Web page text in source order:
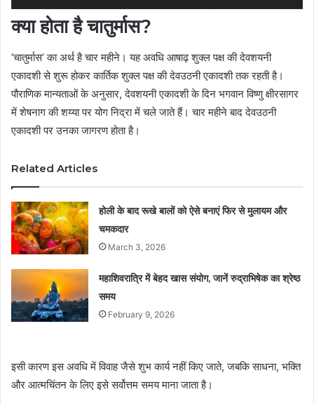
क्या होता है चातुर्मास?
‘चातुर्मास’ का अर्थ है चार महीने। यह अवधि आषाढ़ शुक्ल पक्ष की देवशयनी
एकादशी से शुरू होकर कार्तिक शुक्ल पक्ष की देवउठनी एकादशी तक रहती है।
पौराणिक मान्यताओं के अनुसार, देवशयनी एकादशी के दिन भगवान विष्णु क्षीरसागर
में शेषनाग की शय्या पर योग निद्रा में चले जाते हैं। चार महीने बाद देवउठनी
एकादशी पर उनका जागरण होता है।
Related Articles
होली के बाद रूखे बालों को ऐसे बनाएं फिर से मुलायम और
चमकदार
March 3, 2026
महाशिवरात्रि में बेहद खास संयोग, जानें रुद्राभिषेक का श्रेष्ठ
समय
February 9, 2026
इसी कारण इस अवधि में विवाह जैसे शुभ कार्य नहीं किए जाते, जबकि साधना, भक्ति
और आत्मचिंतन के लिए इसे सर्वोत्तम समय माना जाता है।